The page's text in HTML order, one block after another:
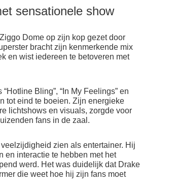
sensationele show
Dome op zijn kop gezet door
bracht zijn kenmerkende mix
en wist iedereen te betoveren met
Bling”, “In My Feelings” en
tot eind te boeien. Zijn energieke
lichtshows en visuals, zorgde voor
fans in de zaal.
zien als entertainer. Hij
en interactie te hebben met het
werd. Het was duidelijk dat Drake
die weet hoe hij zijn fans moet